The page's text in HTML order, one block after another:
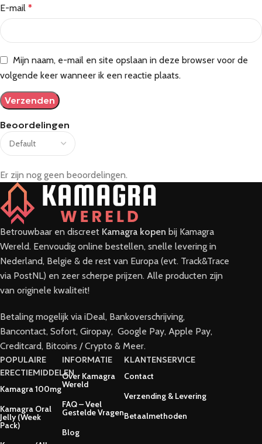
Beoordelingen
Er zijn nog geen beoordelingen.
E-mail *
Mijn naam, e-mail en site opslaan in deze browser voor de
volgende keer wanneer ik een reactie plaats.
Betrouwbaar en discreet Kamagra kopen bij Kamagra
Wereld. Eenvoudig online bestellen, snelle levering in
Nederland, Belgie & de rest van Europa (evt. Track&Trace
via PostNL) en zeer scherpe prijzen. Alle producten zijn
van originele kwaliteit!
Betaling mogelijk via iDeal, Bankoverschrijving,
Bancontact, Sofort, Giropay, Google Pay, Apple Pay,
Creditcard, Bitcoins / Crypto & Meer.
POPULAIRE
ERECTIEMIDDELEN
Kamagra 100mg
Kamagra Oral
Jelly (Week
Pack)
INFORMATIE
Over Kamagra
Wereld
FAQ – Veel
Gestelde Vragen
Blog
KLANTENSERVICE
Contact
Verzending & Levering
Betaalmethoden